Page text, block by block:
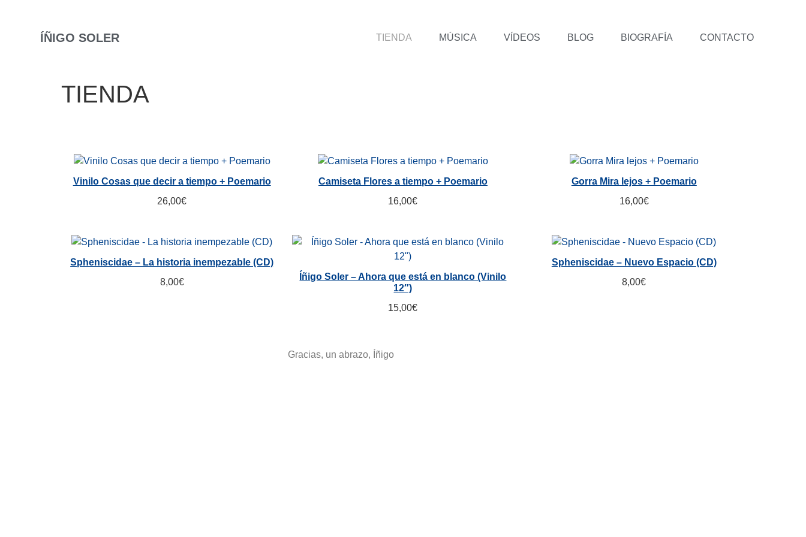
ÍÑIGO SOLER TIENDA MÚSICA VÍDEOS BLOG BIOGRAFÍA CONTACTO
TIENDA
Vinilo Cosas que decir a tiempo + Poemario
26,00€
Camiseta Flores a tiempo + Poemario
16,00€
Gorra Mira lejos + Poemario
16,00€
Spheniscidae – La historia inempezable (CD)
8,00€
Íñigo Soler – Ahora que está en blanco (Vinilo
12″)
15,00€
Spheniscidae – Nuevo Espacio (CD)
8,00€
Gracias, un abrazo, Íñigo